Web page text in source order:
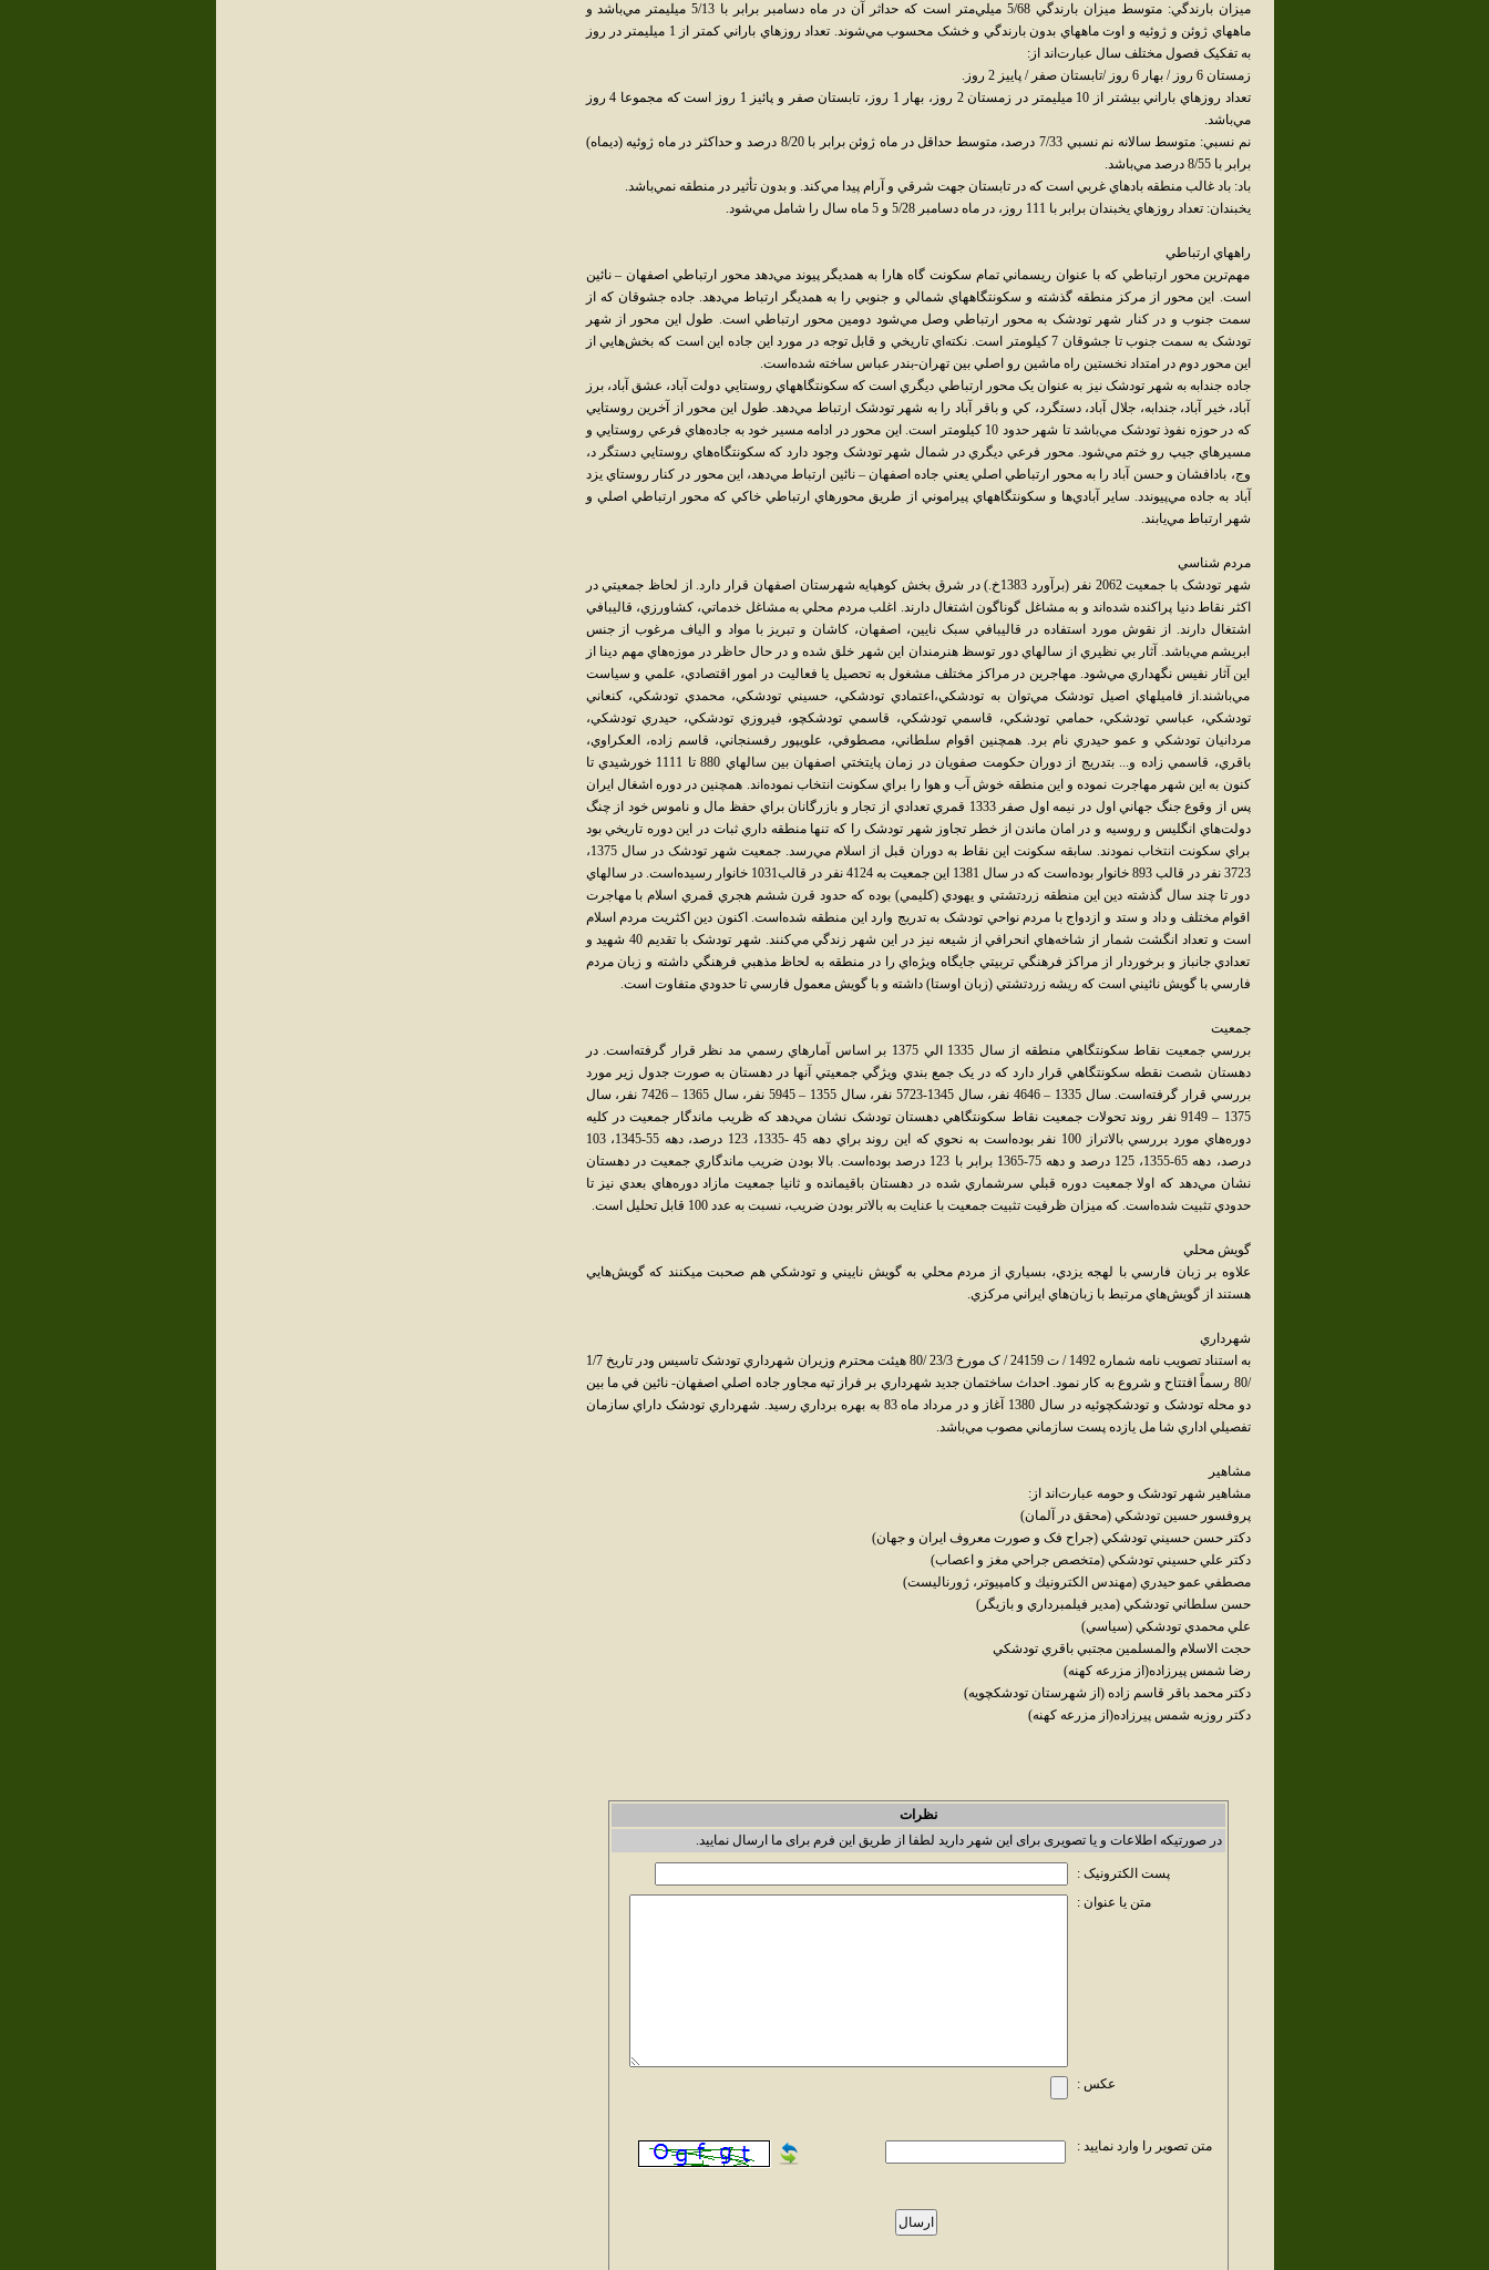
ميزان بارندگي: متوسط ميزان بارندگي 5/68 ميلي‌متر است که حداثر آن در ماه دسامبر برابر با 5/13 ميليمتر مي‌باشد و
ماههاي ژوئن و ژوئيه و اوت ماههاي بدون بارندگي و خشک محسوب مي‌شوند. تعداد روزهاي باراني کمتر از 1 ميليمتر در روز
به تفکيک فصول مختلف سال عبارت‌اند از:
زمستان 6 روز / بهار 6 روز /تابستان صفر / پاييز 2 روز.
تعداد روزهاي باراني بيشتر از 10 ميليمتر در زمستان 2 روز، بهار 1 روز، تابستان صفر و پائيز 1 روز است که مجموعا 4 روز
مي‌باشد.
نم نسبي: متوسط سالانه نم نسبي 7/33 درصد، متوسط حداقل در ماه ژوئن برابر با 8/20 درصد و حداکثر در ماه ژوئيه (ديماه)
برابر با 8/55 درصد مي‌باشد.
باد: باد غالب منطقه بادهاي غربي است که در تابستان جهت شرقي و آرام پيدا مي‌کند. و بدون تأثير در منطقه نمي‌باشد.
يخبندان: تعداد روزهاي يخبندان برابر با 111 روز، در ماه دسامبر 5/28 و 5 ماه سال را شامل مي‌شود.
راههاي ارتباطي
مهم‌ترين محور ارتباطي که با عنوان ريسماني تمام سکونت گاه هارا به همديگر پيوند مي‌دهد محور ارتباطي اصفهان – نائين
است. اين محور از مرکز منطقه گذشته و سکونتگاههاي شمالي و جنوبي را به همديگر ارتباط مي‌دهد. جاده جشوقان که از
سمت جنوب و در کنار شهر تودشک به محور ارتباطي وصل مي‌شود دومين محور ارتباطي است. طول اين محور از شهر
تودشک به سمت جنوب تا جشوقان 7 کيلومتر است. نکته‌اي تاريخي و قابل توجه در مورد اين جاده اين است که بخش‌هايي از
اين محور دوم در امتداد نخستين راه ماشين رو اصلي بين تهران-بندر عباس ساخته شده‌است.
جاده جندابه به شهر تودشک نيز به عنوان يک محور ارتباطي ديگري است که سکونتگاههاي روستايي دولت آباد، عشق آباد، برز
آباد، خير آباد، جندابه، جلال آباد، دستگرد، کي و باقر آباد را به شهر تودشک ارتباط مي‌دهد. طول اين محور از آخرين روستايي
که در حوزه نفوذ تودشک مي‌باشد تا شهر حدود 10 کيلومتر است. اين محور در ادامه مسير خود به جاده‌هاي فرعي روستايي و
مسيرهاي جيپ رو ختم مي‌شود. محور فرعي ديگري در شمال شهر تودشک وجود دارد که سکونتگاه‌هاي روستايي دستگر د،
وج، بادافشان و حسن آباد را به محور ارتباطي اصلي يعني جاده اصفهان – نائين ارتباط مي‌دهد، اين محور در کنار روستاي يزد
آباد به جاده مي‌پيوندد. ساير آبادي‌ها و سکونتگاههاي پيراموني از طريق محورهاي ارتباطي خاکي که محور ارتباطي اصلي و
شهر ارتباط مي‌يابند.
مردم شناسي
شهر تودشک با جمعيت 2062 نفر (برآورد 1383خ.) در شرق بخش کوهپايه شهرستان اصفهان قرار دارد. از لحاظ جمعيتي در
اکثر نقاط دنيا پراکنده شده‌اند و به مشاغل گوناگون اشتغال دارند. اغلب مردم محلي به مشاغل خدماتي، کشاورزي، قاليبافي
اشتغال دارند. از نقوش مورد استفاده در قاليبافي سبک نايين، اصفهان، کاشان و تبريز با مواد و الياف مرغوب از جنس
ابريشم مي‌باشد. آثار بي نظيري از سالهاي دور توسظ هنرمندان اين شهر خلق شده و در حال حاظر در موزه‌هاي مهم دينا از
اين آثار نفيس نگهداري مي‌شود. مهاجرين در مراکز مختلف مشغول به تحصيل يا فعاليت در امور اقتصادي، علمي و سياست
مي‌باشند.از فاميلهاي اصيل تودشک مي‌توان به تودشکي،اعتمادي تودشکي، حسيني تودشکي، محمدي تودشکي، کنعاني
تودشکي، عباسي تودشکي، حمامي تودشکي، قاسمي تودشکي، قاسمي تودشکچو، فيروزي تودشکي، حيدري تودشکي،
مردانيان تودشکي و عمو حيدري نام برد. همچنين اقوام سلطاني، مصطوفي، علويپور رفسنجاني، قاسم زاده، العکراوي،
باقري، قاسمي زاده و... بتدريج از دوران حکومت صفويان در زمان پايتختي اصفهان بين سالهاي 880 تا 1111 خورشيدي تا
کنون به اين شهر مهاجرت نموده و اين منطقه خوش آب و هوا را براي سکونت انتخاب نموده‌اند. همچنين در دوره اشغال ايران
پس از وقوع جنگ جهاني اول در نيمه اول صفر 1333 قمري تعدادي از تجار و بازرگانان براي حفظ مال و ناموس خود از چنگ
دولت‌هاي انگليس و روسيه و در امان ماندن از خطر تجاوز شهر تودشک را که تنها منطقه داري ثبات در اين دوره تاريخي بود
براي سکونت انتخاب نمودند. سابقه سکونت اين نقاط به دوران قبل از اسلام مي‌رسد. جمعيت شهر تودشک در سال 1375،
3723 نفر در قالب 893 خانوار بوده‌است که در سال 1381 اين جمعيت به 4124 نفر در قالب1031 خانوار رسيده‌است. در سالهاي
دور تا چند سال گذشته دين اين منطقه زردتشتي و يهودي (کليمي) بوده که حدود قرن ششم هجري قمري اسلام با مهاجرت
اقوام مختلف و داد و ستد و ازدواج با مردم نواحي تودشک به تدريج وارد اين منطقه شده‌است. اکنون دين اکثريت مردم اسلام
است و تعداد انگشت شمار از شاخه‌هاي انحرافي از شيعه نيز در اين شهر زندگي مي‌کنند. شهر تودشک با تقديم 40 شهيد و
تعدادي جانباز و برخوردار از مراکز فرهنگي تربيتي جايگاه ويژه‌اي را در منطقه به لحاظ مذهبي فرهنگي داشته و زبان مردم
فارسي با گويش نائيني است که ريشه زردتشتي (زبان اوستا) داشته و با گويش معمول فارسي تا حدودي متفاوت است.
جمعيت
بررسي جمعيت نقاط سکونتگاهي منطقه از سال 1335 الي 1375 بر اساس آمارهاي رسمي مد نظر قرار گرفته‌است. در
دهستان شصت نقطه سکونتگاهي قرار دارد که در يک جمع بندي ويژگي جمعيتي آنها در دهستان به صورت جدول زير مورد
بررسي قرار گرفته‌است. سال 1335 – 4646 نفر، سال 1345-5723 نفر، سال 1355 – 5945 نفر، سال 1365 – 7426 نفر، سال
1375 – 9149 نفر روند تحولات جمعيت نقاط سکونتگاهي دهستان تودشک نشان مي‌دهد که ظريب ماندگار جمعيت در کليه
دوره‌هاي مورد بررسي بالاتراز 100 نفر بوده‌است به نحوي که اين روند براي دهه 45 -1335، 123 درصد، دهه 55-1345، 103
درصد، دهه 65-1355، 125 درصد و دهه 75-1365 برابر با 123 درصد بوده‌است. بالا بودن ضريب ماندگاري جمعيت در دهستان
نشان مي‌دهد که اولا جمعيت دوره قبلي سرشماري شده در دهستان باقيمانده و ثانيا جمعيت مازاد دوره‌هاي بعدي نيز تا
حدودي تثبيت شده‌است. که ميزان ظرفيت تثبيت جمعيت با عنايت به بالاتر بودن ضريب، نسبت به عدد 100 قابل تحليل است.
گويش محلي
علاوه بر زبان فارسي با لهجه يزدي، بسياري از مردم محلي به گويش ناييني و تودشکي هم صحبت مي‏کنند که گويش‌هايي
هستند از گويش‌هاي مرتبط با زبان‌هاي ايراني مرکزي.
شهرداري
به استناد تصويب نامه شماره 1492 / ت 24159 / ک مورخ 23/3 /80 هيئت محترم وزيران شهرداري تودشک تاسيس ودر تاريخ 1/7
/80 رسماً افتتاح و شروع به کار نمود. احداث ساختمان جديد شهرداري بر فراز تپه مجاور جاده اصلي اصفهان- نائين في ما بين
دو محله تودشک و تودشکچوئيه در سال 1380 آغاز و در مرداد ماه 83 به بهره برداري رسيد. شهرداري تودشک داراي سازمان
تفصيلي اداري شا مل يازده پست سازماني مصوب مي‌باشد.
مشاهير
مشاهير شهر تودشک و حومه عبارت‌اند از:
پروفسور حسين تودشکي (محقق در آلمان)
دکتر حسن حسيني تودشکي (جراح فک و صورت معروف ايران و جهان)
دکتر علي حسيني تودشکي (متخصص جراحي مغز و اعصاب)
مصطفي عمو حيدري (مهندس الكترونيك و كامپيوتر، ژورناليست)
حسن سلطاني تودشکي (مدير فيلمبرداري و بازيگر)
علي محمدي تودشکي (سياسي)
حجت الاسلام والمسلمين مجتبي باقري تودشکي
رضا شمس پيرزاده(از مزرعه کهنه)
دکتر محمد باقر قاسم زاده (از شهرستان تودشکچويه)
دکتر روزبه شمس پيرزاده(از مزرعه کهنه)
نظرات
در صورتیکه اطلاعات و یا تصویری برای این شهر دارید لطفا از طریق این فرم برای ما ارسال نمایید.
پست الکترونیک :
متن یا عنوان :
عکس :
متن تصویر را وارد نمایید :